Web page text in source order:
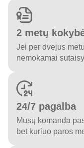
2 metų
Jei per dvejus
nemokamai
24/7 pagalba
Mūsų komanda
bet kuriuo paros